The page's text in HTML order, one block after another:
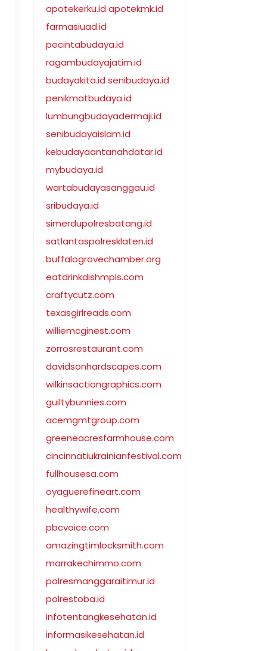
apotekerku.id apotekmk.id
farmasiuad.id
pecintabudaya.id
ragambudayajatim.id
budayakita.id senibudaya.id
penikmatbudaya.id
lumbungbudayadermaji.id
senibudayaislam.id
kebudayaantanahdatar.id
mybudaya.id
wartabudayasanggau.id
sribudaya.id
simerdupolresbatang.id
satlantaspolresklaten.id
buffalogrovechamber.org
eatdrinkdishmpls.com
craftycutz.com
texasgirlreads.com
williemcginest.com
zorrosrestaurant.com
davidsonhardscapes.com
wilkinsactiongraphics.com
guiltybunnies.com
acemgmtgroup.com
greeneacresfarmhouse.com
cincinnatiukrainianfestival.com
fullhousesa.com
oyaguerefineart.com
healthywife.com
pbcvoice.com
amazingtimlocksmith.com
marrakechimmo.com
polresmanggaraitimur.id
polrestoba.id
infotentangkesehatan.id
informasikesehatan.id